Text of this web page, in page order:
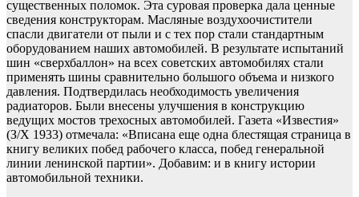
существенных поломок. Эта суровая проверка дала ценные
сведения конструкторам. Масляные воздухоочистители
спасли двигатели от пыли и с тех пор стали стандартным
оборудованием наших автомобилей. В результате испытаний
шин «сверхбаллон» на всех советских автомобилях стали
применять шины сравнительно большого объема и низкого
давления. Подтвердилась необходимость увеличения
радиаторов. Были внесены улучшения в конструкцию
ведущих мостов трехосных автомобилей. Газета «Известия»
(З/Х 1933) отмечала: «Вписана еще одна блестящая страница в
книгу великих побед рабочего класса, побед генеральной
линии ленинской партии». Добавим: и в книгу истории
автомобильной техники.